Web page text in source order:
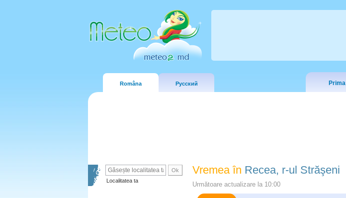
Româna Русский Prima
Localitatea ta
Vremea în Recea, r-ul Străşeni
Următoare actualizare la 10:00